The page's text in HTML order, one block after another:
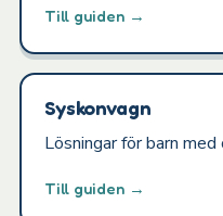
Till guiden →
Syskonvagn
Lösningar för barn
Till guiden →